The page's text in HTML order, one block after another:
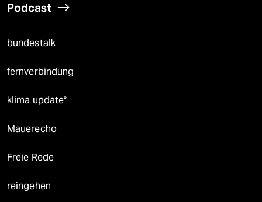
Podcast
bundestalk
fernverbindung
klima update°
Mauerecho
Freie Rede
reingehen